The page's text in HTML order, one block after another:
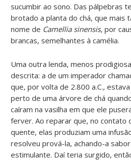
sucumbir ao sono. Das pálpebras
brotado a planta do chá, que mais
nome de Camellia sinensis, por
brancas, semelhantes à camélia.
Uma outra lenda, menos
descrita: a de um imperador
que, por volta de 2.800 a.C.,
perto de uma árvore de chá
caíram na vasilha em que ele
ferver. Ao reparar que, no contato
quente, elas produziam uma
resolveu prová-la, achando-a
estimulante. Daí teria surgido,